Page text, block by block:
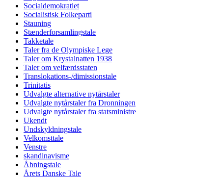
Socialdemokratiet
Socialistisk Folkeparti
Stauning
Stænderforsamlingstale
Takketale
Taler fra de Olympiske Lege
Taler om Krystalnatten 1938
Taler om velfærdsstaten
Translokations-/dimissionstale
Trinitatis
Udvalgte alternative nytårstaler
Udvalgte nytårstaler fra Dronningen
Udvalgte nytårstaler fra statsministre
Ukendt
Undskyldningstale
Velkomsttale
Venstre
skandinavisme
Åbningstale
Årets Danske Tale